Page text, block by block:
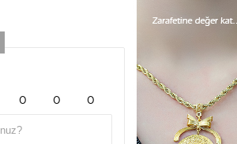
0 0 0